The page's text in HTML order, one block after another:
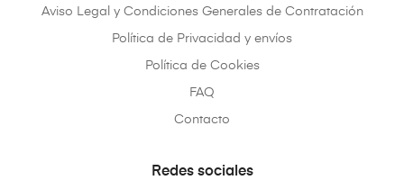
Aviso Legal y Condiciones Generales de Contratación
Política de Privacidad y envíos
Política de Cookies
FAQ
Contacto
Redes sociales